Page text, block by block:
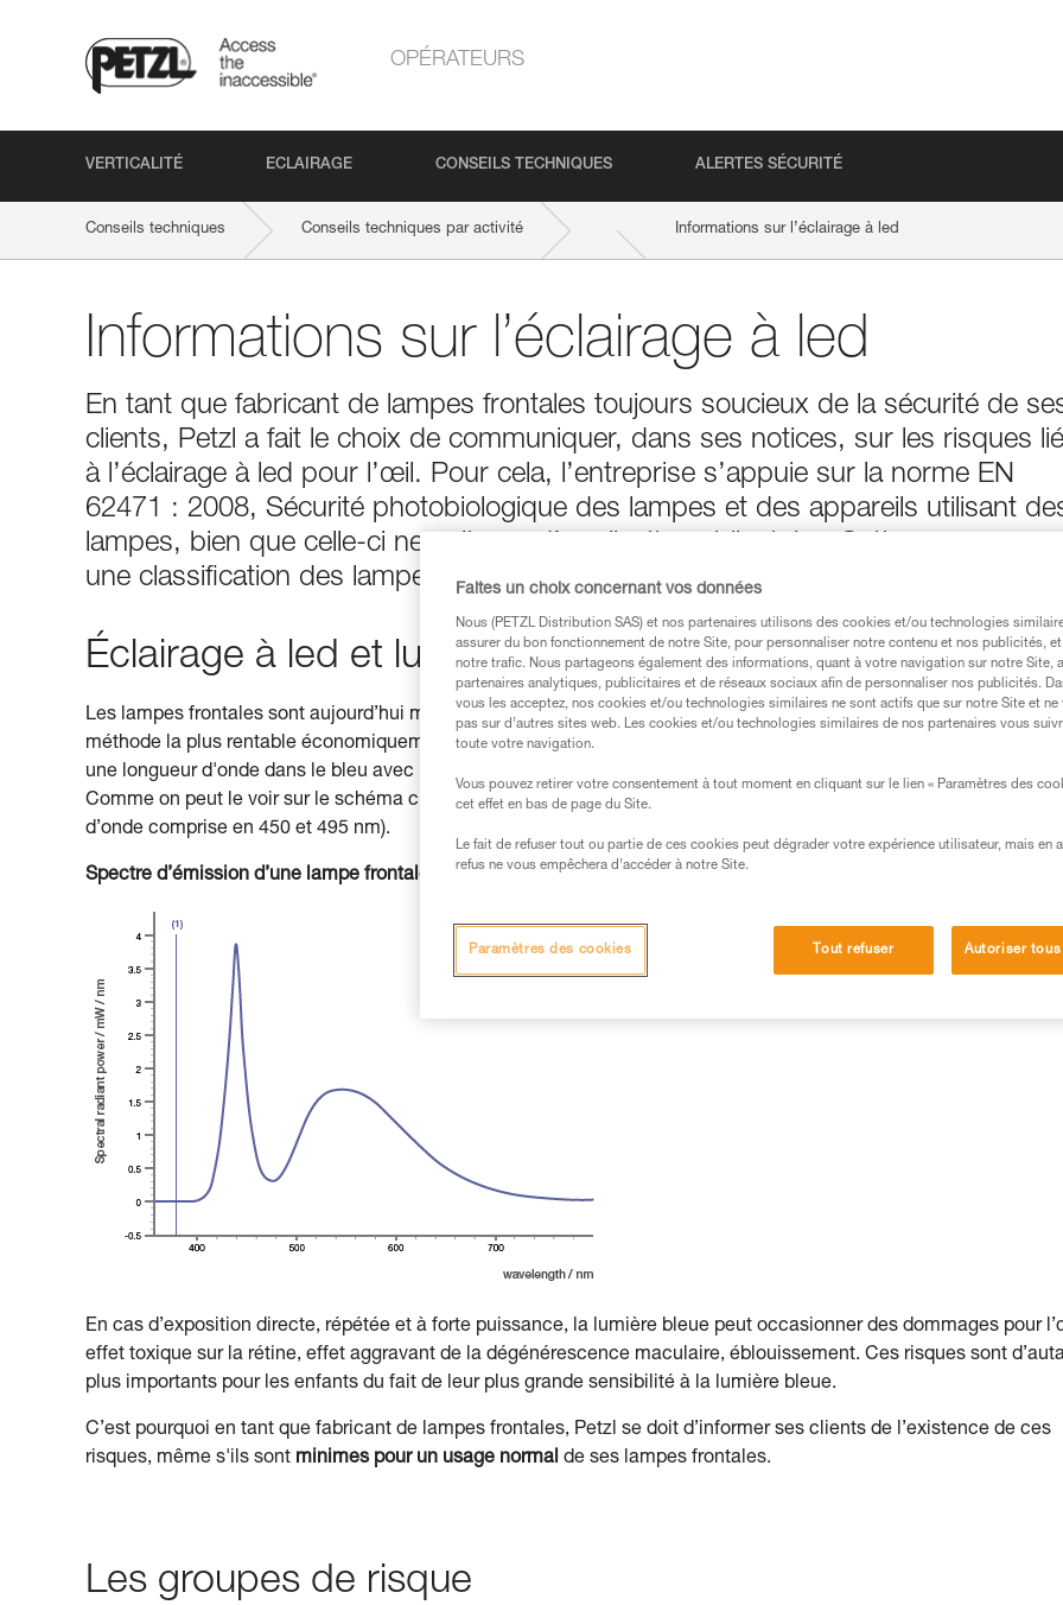
OPÉRATEURS
VERTICALITÉ ECLAIRAGE CONSEILS TECHNIQUES ALERTES SÉCURITÉ
Conseils techniques Conseils techniques par activité Informations sur l’éclairage à led
Informations sur l’éclairage à led
En tant que fabricant de lampes frontales toujours soucieux de la sécurité de
clients, Petzl a fait le choix de communiquer, dans ses notices, sur les risques
à l’éclairage à led pour l’œil. Pour cela, l’entreprise s’appuie sur la norme EN
62471 : 2008, Sécurité photobiologique des lampes et des appareils utilisant
lampes, bien que celle-ci ne soit pas d’application obligatoire. Cette norme
une classification des lampes selon des groupes de risque.
Éclairage à led et lumière bleue
Les lampes frontales sont aujourd’hui majoritairement constituées de led, light emitting diode. Actuellement, la
méthode la plus rentable économiquement pour fabriquer des leds blanches consiste à combiner une diode
une longueur d'onde dans le bleu avec un luminophore jaune.
Comme on peut le voir sur le schéma ci-dessous, les leds émettent donc principalement de la lumière bleue
d’onde comprise en 450 et 495 nm).
Spectre d’émission d’une lampe frontale Petzl
En cas d’exposition directe, répétée et à forte puissance, la lumière bleue peut occasionner des dommages pour
effet toxique sur la rétine, effet aggravant de la dégénérescence maculaire, éblouissement. Ces risques sont
plus importants pour les enfants du fait de leur plus grande sensibilité à la lumière bleue.
C’est pourquoi en tant que fabricant de lampes frontales, Petzl se doit d’informer ses clients de l’existence de ces
risques, même s'ils sont minimes pour un usage normal de ses lampes frontales.
Les groupes de risque
Faites un choix concernant vos données
Nous (PETZL Distribution SAS) et nos partenaires utilisons des cookies et/ou technologies
assurer du bon fonctionnement de notre Site, pour personnaliser notre contenu et nos publicités,
notre trafic. Nous partageons également des informations, quant à votre navigation sur notre Site,
partenaires analytiques, publicitaires et de réseaux sociaux afin de personnaliser nos publicités.
vous les acceptez, nos cookies et/ou technologies similaires ne sont actifs que sur notre Site et ne
pas sur d’autres sites web. Les cookies et/ou technologies similaires de nos partenaires vous
toute votre navigation.
Vous pouvez retirer votre consentement à tout moment en cliquant sur le lien « Paramètres des
cet effet en bas de page du Site.
Le fait de refuser tout ou partie de ces cookies peut dégrader votre expérience utilisateur, mais en
refus ne vous empêchera d’accéder à notre Site.
Tout refuser Autoriser
Paramètres des cookies